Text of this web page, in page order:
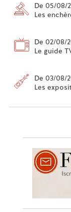
De 05/08/
Les
De 02/08/
Le guide
De 03/08/
Les